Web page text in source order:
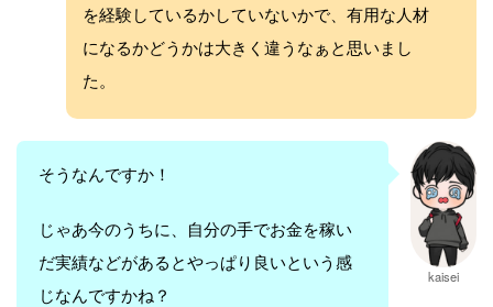
を経験しているかしていないかで、有用な人材
になるかどうかは大きく違うなぁと思いまし
た。
そうなんですか！
じゃあ今のうちに、自分の手でお金を稼い
だ実績などがあるとやっぱり良いという感
じなんですかね？
kaisei